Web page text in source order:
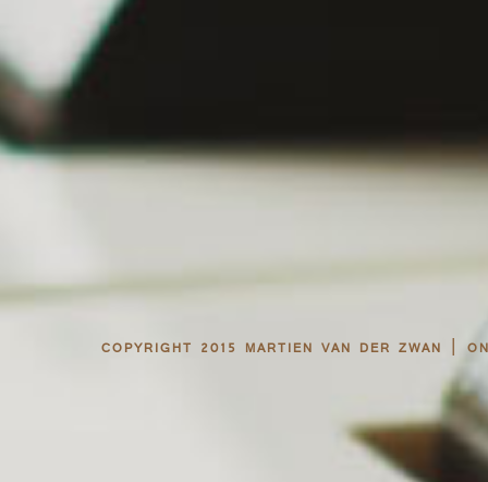
COPYRIGHT 2015 MARTIEN VAN DER ZWAN |